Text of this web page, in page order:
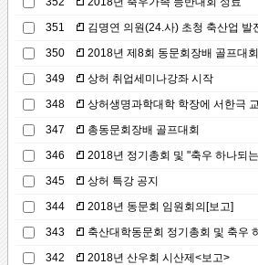
351
김명연 의원(24.사) 초청 축산업 발
350
2018년 제8회 동문회장배 골프대
349
상허 취업세미나강좌 시작
348
상허생명과학대학 학장에 서한극
347
총동문회장배 골프대회
346
2018년 정기총회 및 "축우 하나되
345
상허 특강 공지
344
2018년 동문회 임원회의[보고]
343
축산대학동문회 정기총회 및 축우
342
2018년 산우회 시산제<보고>